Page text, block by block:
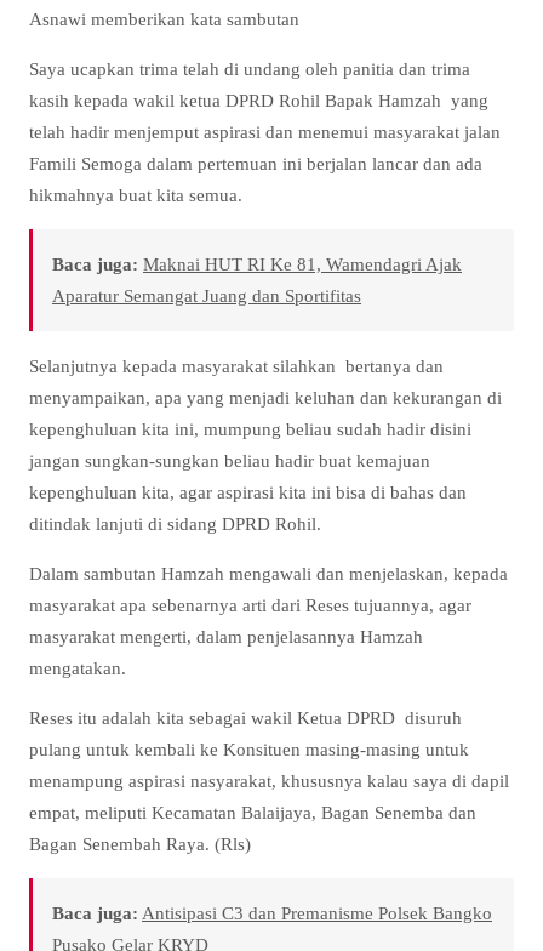
Asnawi memberikan kata sambutan
Saya ucapkan trima telah di undang oleh panitia dan trima
kasih kepada wakil ketua DPRD Rohil Bapak Hamzah yang
telah hadir menjemput aspirasi dan menemui masyarakat jalan
Famili Semoga dalam pertemuan ini berjalan lancar dan ada
hikmahnya buat kita semua.
Baca juga: Maknai HUT RI Ke 81, Wamendagri Ajak
Aparatur Semangat Juang dan Sportifitas
Selanjutnya kepada masyarakat silahkan bertanya dan
menyampaikan, apa yang menjadi keluhan dan kekurangan di
kepenghuluan kita ini, mumpung beliau sudah hadir disini
jangan sungkan-sungkan beliau hadir buat kemajuan
kepenghuluan kita, agar aspirasi kita ini bisa di bahas dan
ditindak lanjuti di sidang DPRD Rohil.
Dalam sambutan Hamzah mengawali dan menjelaskan, kepada
masyarakat apa sebenarnya arti dari Reses tujuannya, agar
masyarakat mengerti, dalam penjelasannya Hamzah
mengatakan.
Reses itu adalah kita sebagai wakil Ketua DPRD disuruh
pulang untuk kembali ke Konsituen masing-masing untuk
menampung aspirasi nasyarakat, khususnya kalau saya di dapil
empat, meliputi Kecamatan Balaijaya, Bagan Senemba dan
Bagan Senembah Raya. (Rls)
Baca juga: Antisipasi C3 dan Premanisme Polsek Bangko
Pusako Gelar KRYD